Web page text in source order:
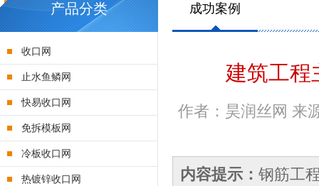
产品分类
收口网
止水鱼鳞网
快易收口网
免拆模板网
冷板收口网
热镀锌收口网
成功案例
建筑工程
作者：昊润丝网 来
内容提示： 钢筋工